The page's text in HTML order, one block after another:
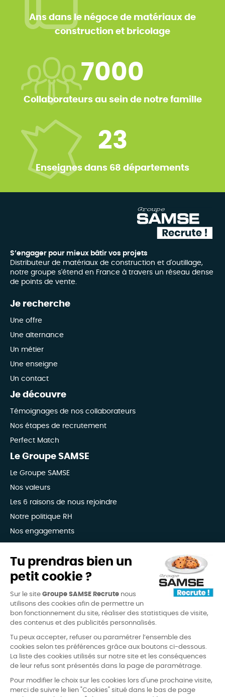
Ans dans le négoce de matériaux de
construction et bricolage
7000
Collaborateurs au sein de notre famille
23
Enseignes dans 68 départements
S’engager pour mieux bâtir vos projets
Distributeur de matériaux de construction et d'outillage,
notre groupe s'étend en France à travers un réseau dense
de points de vente.
Je recherche
Une offre
Une alternance
Un métier
Une enseigne
Un contact
Je découvre
Témoignages de nos collaborateurs
Nos étapes de recrutement
Perfect Match
Le Groupe SAMSE
Le Groupe SAMSE
Nos valeurs
Les 6 raisons de nous rejoindre
Notre politique RH
Nos engagements
Avis candidats
4,3
candidature-facile
recommande-site
design
FAQ
Mentions légales
Conditions d’utilisation
Tu prendras bien un
petit cookie ?
Sur le site Groupe SAMSE Recrute nous
utilisons des cookies afin de permettre un
bon fonctionnement du site, réaliser des statistiques de visite,
des contenus et des publicités personnalisés.
Tu peux accepter, refuser ou paramétrer l’ensemble des
cookies selon tes préférences grâce aux boutons ci-dessous.
La liste des cookies utilisés sur notre site et les conséquences
de leur refus sont présentés dans la page de paramétrage.
Pour modifier le choix sur les cookies lors d'une prochaine visite,
merci de suivre le lien "Cookies" situé dans le bas de page